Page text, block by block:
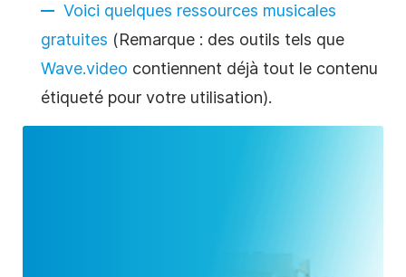
Voici quelques ressources musicales
gratuites (Remarque : des outils tels que
Wave.video contiennent déjà tout le contenu
étiqueté pour votre utilisation).